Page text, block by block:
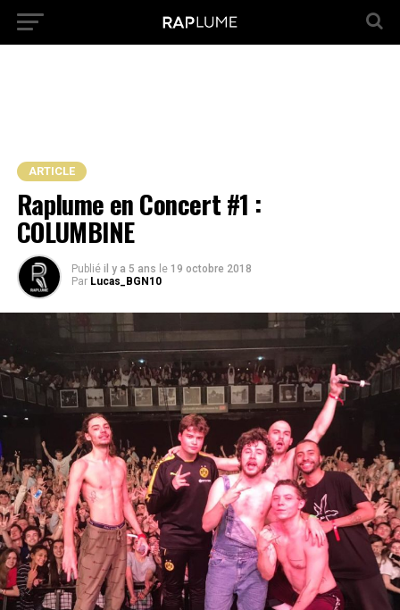
ARTICLE
Raplume en Concert #1 :
COLUMBINE
Publié il y a 5 ans le 19 octobre 2018
Par Lucas_BGN10